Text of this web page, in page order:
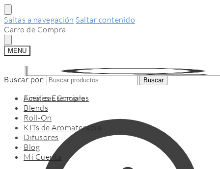
Saltas a navegación Saltar contenido
Carro de Compra
MENU
Buscar por: Buscar
Finalizar Compra
Buscar por: Buscar
Aceites Esenciales
Blends
Roll-On
KITs de Aromaterapia
Difusores
Blog
Mi Cuenta